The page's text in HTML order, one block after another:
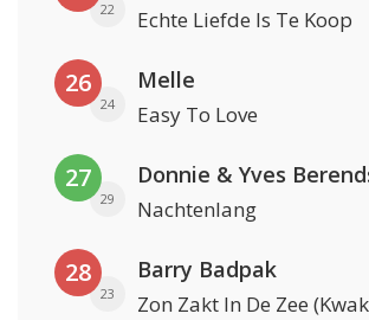
22 Echte Liefde Is Te Koop
26
24
Melle
Easy To Love
27
29
Donnie & Yves
Nachtenlang
28
23
Barry Badpak
Zon Zakt In De Zee